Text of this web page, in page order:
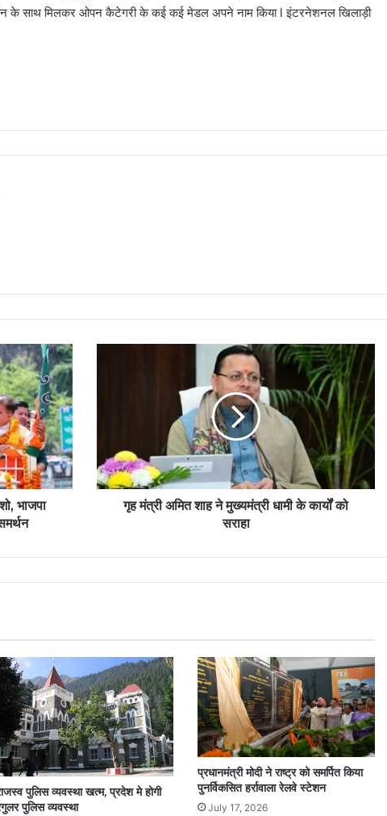
सेन के साथ मिलकर ओपन कैटेगरी के कई कई मेडल अपने नाम किया l इंटरनेशनल खिलाड़ी
भाजपा
गृह मंत्री अमित शाह ने मुख्यमंत्री धामी के कार्यों को
सराहा
पुलिस व्यवस्था खत्म, प्रदेश मे होगी
पुलिस व्यवस्था
प्रधानमंत्री मोदी ने राष्ट्र को समर्पित किया
पुनर्विकसित हर्रावाला रेलवे स्टेशन
July 17, 2026